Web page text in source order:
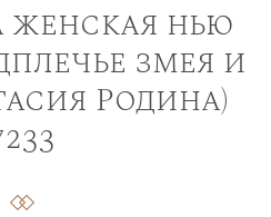
женская нью
змея и
Родина)